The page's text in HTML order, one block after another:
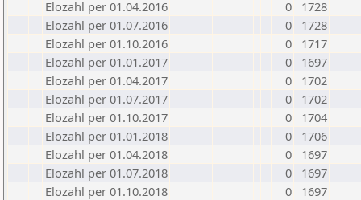
Elozahl per 01.04.2016
0
1728
Elozahl per 01.07.2016
0
1728
Elozahl per 01.10.2016
0
1717
Elozahl per 01.01.2017
0
1697
Elozahl per 01.04.2017
0
1702
Elozahl per 01.07.2017
0
1702
Elozahl per 01.10.2017
0
1704
Elozahl per 01.01.2018
0
1706
Elozahl per 01.04.2018
0
1697
Elozahl per 01.07.2018
0
1697
Elozahl per 01.10.2018
0
1697